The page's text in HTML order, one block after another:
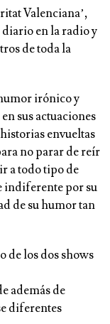
Valenciana’,
en la radio y
de toda la
irónico y
sus actuaciones
envueltas
no parar de reír
a todo tipo de
indiferente por su
de su humor tan
de los dos shows
además de
diferentes